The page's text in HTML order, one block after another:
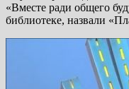
«Вместе ради общего
библиотеке, назвали